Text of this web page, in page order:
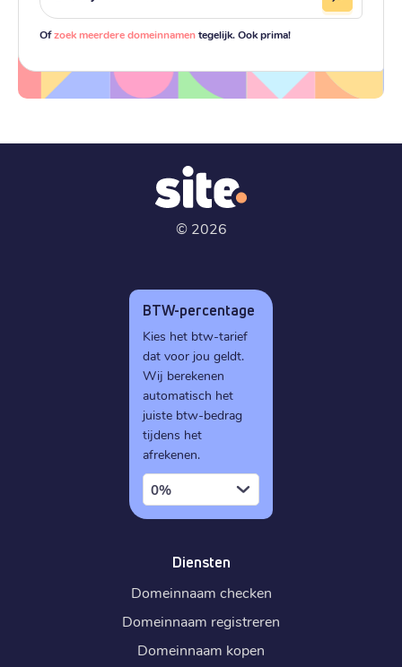
Ofzoek meerdere domeinnamentegelijk. Ook prima!
© 2026
BTW-percentage
Kies het btw-tarief
dat voor jou geldt.
Wij berekenen
automatisch het
juiste btw-bedrag
tijdens het
afrekenen.
0%
Diensten
Domeinnaam checken
Domeinnaam registreren
Domeinnaam kopen